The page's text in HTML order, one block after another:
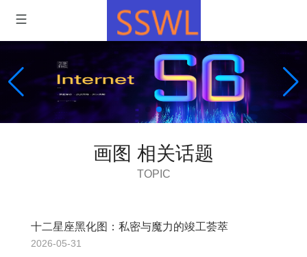
画图 相关话题
TOPIC
十二星座黑化图：私密与魔力的竣工荟萃
2026-05-31